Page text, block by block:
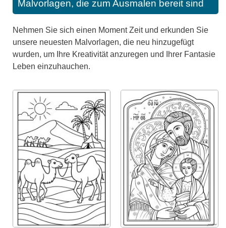
Malvorlagen, die zum Ausmalen bereit sind
Nehmen Sie sich einen Moment Zeit und erkunden Sie
unsere neuesten Malvorlagen, die neu hinzugefügt
wurden, um Ihre Kreativität anzuregen und Ihrer Fantasie
Leben einzuhauchen.